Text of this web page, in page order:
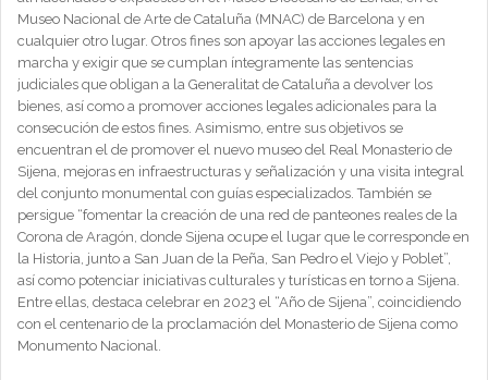
Museo Nacional de Arte de Cataluña (MNAC) de Barcelona y en
cualquier otro lugar. Otros fines son apoyar las acciones legales en
marcha y exigir que se cumplan íntegramente las sentencias
judiciales que obligan a la Generalitat de Cataluña a devolver los
bienes, así como a promover acciones legales adicionales para la
consecución de estos fines. Asimismo, entre sus objetivos se
encuentran el de promover el nuevo museo del Real Monasterio de
Sijena, mejoras en infraestructuras y señalización y una visita integral
del conjunto monumental con guías especializados. También se
persigue “fomentar la creación de una red de panteones reales de la
Corona de Aragón, donde Sijena ocupe el lugar que le corresponde en
la Historia, junto a San Juan de la Peña, San Pedro el Viejo y Poblet”,
así como potenciar iniciativas culturales y turísticas en torno a Sijena.
Entre ellas, destaca celebrar en 2023 el “Año de Sijena”, coincidiendo
con el centenario de la proclamación del Monasterio de Sijena como
Monumento Nacional.